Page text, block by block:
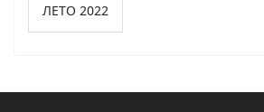
ЛЕТО 2022